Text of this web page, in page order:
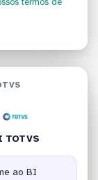
termos de
TOTVS
ao BI